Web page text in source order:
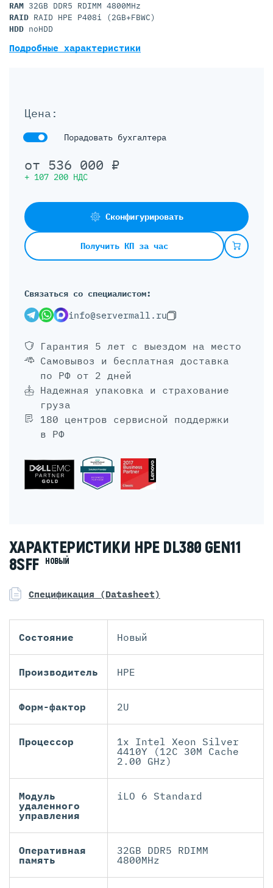
Цена:
Порадовать бухгалтера
от 536 000 ₽
+ 107 200 НДС
Сконфигурировать
Получить КП за час
Связаться со специалистом:
info@servermall.ru
Гарантия 5 лет с выездом на место
Самовывоз и бесплатная доставка
по РФ от 2 дней
Надежная упаковка и страхование
груза
180 центров сервисной поддержки
в РФ
RAM 32GB DDR5 RDIMM 4800MHz
RAID RAID HPE P408i (2GB+FBWC)
HDD noHDD
Подробные характеристики
ХАРАКТЕРИСТИКИ HPE DL380 GEN11
8SFF
НОВЫЙ
Спецификация (Datasheet)
Состояние Новый
Производитель HPE
Форм-фактор 2U
Процессор
1x Intel Xeon Silver
4410Y (12C 30M Cache
2.00 GHz)
Модуль
удаленного
управления
iLO 6 Standard
Оперативная
память
32GB DDR5 RDIMM
4800MHz